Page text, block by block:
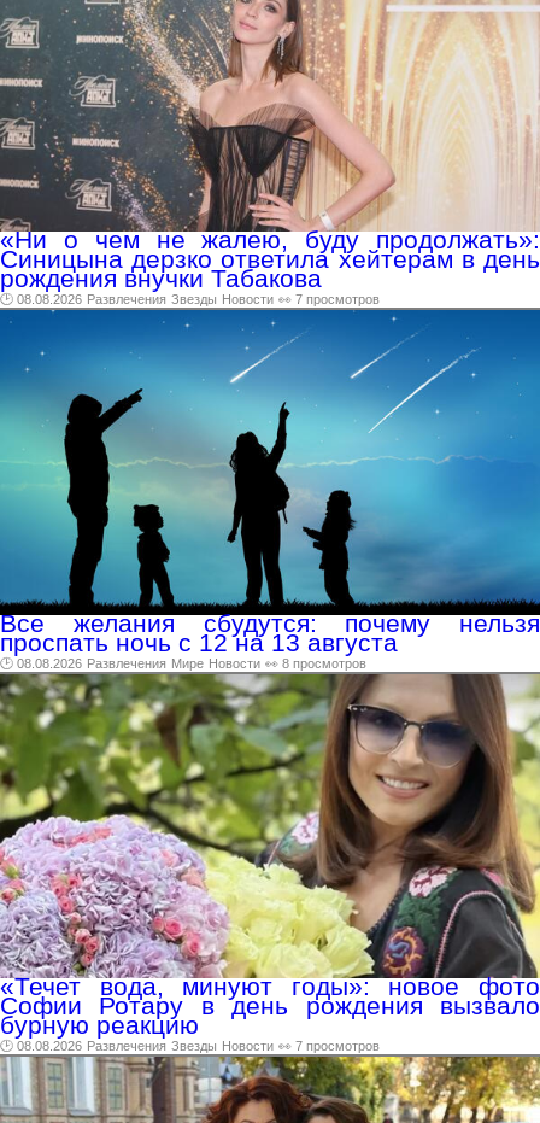
«Ни о чем не жалею, буду продолжать»:
Синицына дерзко ответила хейтерам в день
рождения внучки Табакова
🕑 08.08.2026 Развлечения Звезды Новости 👀 7 просмотров
Все желания сбудутся: почему нельзя
проспать ночь с 12 на 13 августа
🕑 08.08.2026 Развлечения Мире Новости 👀 8 просмотров
«Течет вода, минуют годы»: новое фото
Софии Ротару в день рождения вызвало
бурную реакцию
🕑 08.08.2026 Развлечения Звезды Новости 👀 7 просмотров